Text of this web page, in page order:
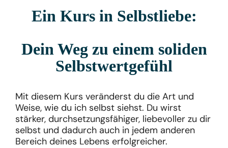
Ein Kurs in Selbstliebe:
Dein Weg zu einem soliden
Selbstwertgefühl
Mit diesem Kurs veränderst du die Art und
Weise, wie du ich selbst siehst. Du wirst
stärker, durchsetzungsfähiger, liebevoller zu dir
selbst und dadurch auch in jedem anderen
Bereich deines Lebens erfolgreicher.